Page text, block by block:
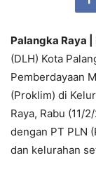
Palangka Raya |
(DLH) Kota
Pemberdayaan
(Proklim) di
Raya, Rabu (11/
dengan PT PLN
dan kelurahan